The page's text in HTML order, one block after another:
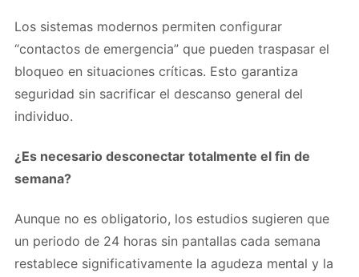
Los sistemas modernos permiten configurar
“contactos de emergencia” que pueden traspasar el
bloqueo en situaciones críticas. Esto garantiza
seguridad sin sacrificar el descanso general del
individuo.
¿Es necesario desconectar totalmente el fin de
semana?
Aunque no es obligatorio, los estudios sugieren que
un periodo de 24 horas sin pantallas cada semana
restablece significativamente la agudeza mental y la